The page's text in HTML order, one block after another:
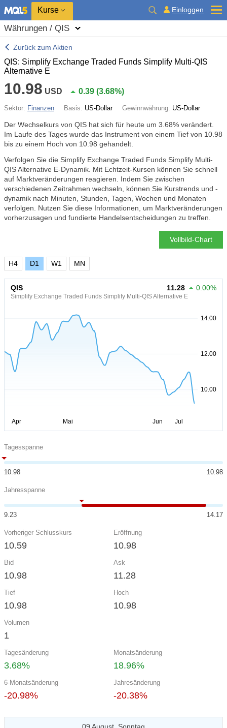
Kurse Einloggen
Währungen / QIS
Zurück zum Aktien
QIS: Simplify Exchange Traded Funds Simplify Multi-QIS
Alternative E
10.98 USD 0.39 (3.68%)
Sektor: Finanzen Basis: US-Dollar Gewinnwährung: US-Dollar
Der Wechselkurs von QIS hat sich für heute um 3.68% verändert.
Im Laufe des Tages wurde das Instrument von einem Tief von 10.98
bis zu einem Hoch von 10.98 gehandelt.
Verfolgen Sie die Simplify Exchange Traded Funds Simplify Multi-
QIS Alternative E-Dynamik. Mit Echtzeit-Kursen können Sie schnell
auf Marktveränderungen reagieren. Indem Sie zwischen
verschiedenen Zeitrahmen wechseln, können Sie Kurstrends und -
dynamik nach Minuten, Stunden, Tagen, Wochen und Monaten
verfolgen. Nutzen Sie diese Informationen, um Marktveränderungen
vorherzusagen und fundierte Handelsentscheidungen zu treffen.
Vollbild-Chart
H4 D1 W1 MN
QIS
Simplify Exchange Traded Funds Simplify Multi-QIS Alternative E
11.28 0.00%
Tagesspanne
10.98 10.98
Jahresspanne
9.23 14.17
Vorheriger Schlusskurs
10.59
Eröffnung
10.98
Bid
10.98
Ask
11.28
Tief
10.98
Hoch
10.98
Volumen
1
Tagesänderung
3.68%
Monatsänderung
18.96%
6-Monatsänderung
-20.98%
Jahresänderung
-20.38%